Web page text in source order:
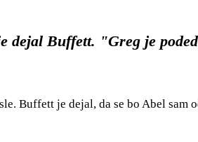
dejal Buffett. "Greg je
Buffett je dejal, da se bo Abel sam